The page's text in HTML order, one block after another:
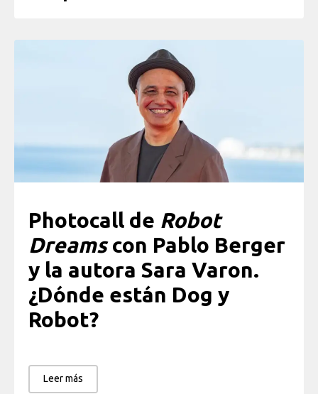
Photocall de Robot
Dreamscon Pablo Berger
y la autora Sara Varon.
¿Dónde están Dog y
Robot?
Leer más